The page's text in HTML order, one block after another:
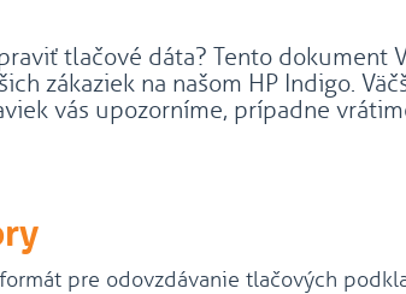
tlačové dáta? Tento dokument
zákaziek na našom HP Indigo.
vás upozorníme, prípadne
pre odovzdávanie tlačových